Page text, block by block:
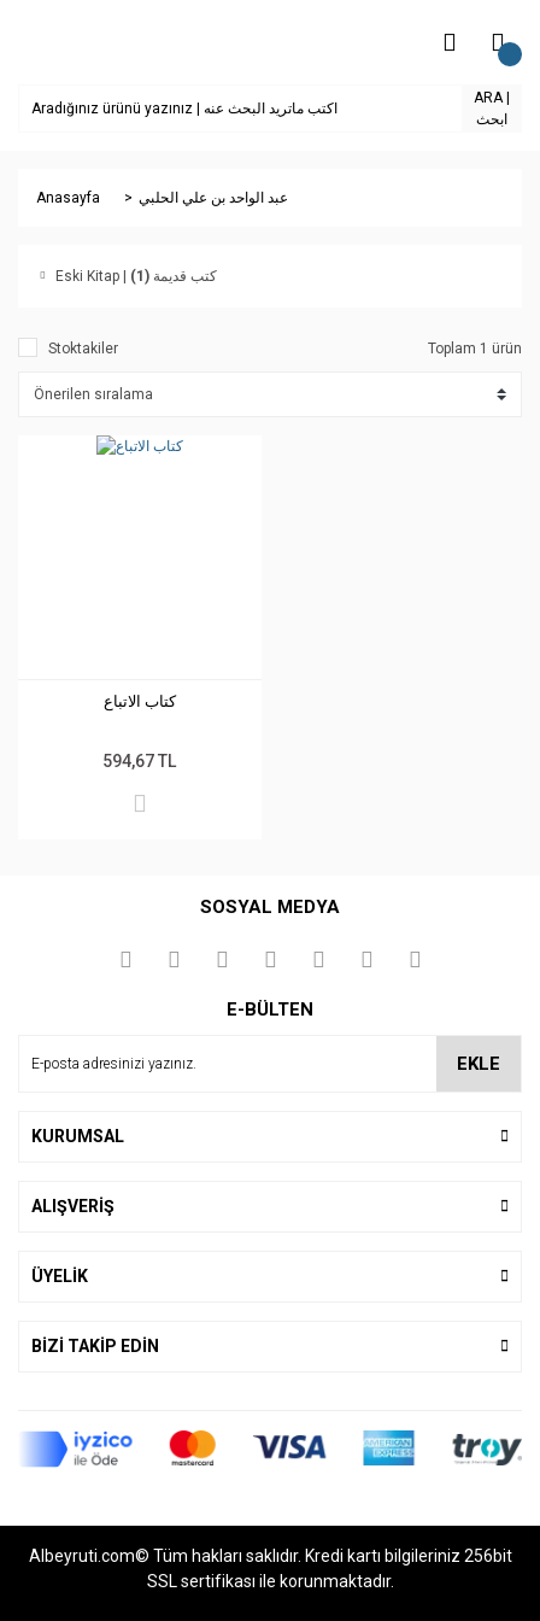
ARA |
ابحث
Anasayfa عبد الواحد بن علي الحلبي
Eski Kitap | كتب قديمة(1)
Stoktakiler Toplam 1 ürün
كتاب الاتباع
594,67 TL
SOSYAL MEDYA
E-BÜLTEN
EKLE
KURUMSAL
ALIŞVERİŞ
ÜYELİK
BİZİ TAKİP EDİN
Albeyruti.com© Tüm hakları saklıdır. Kredi kartı bilgileriniz 256bit
SSL sertifikası ile korunmaktadır.